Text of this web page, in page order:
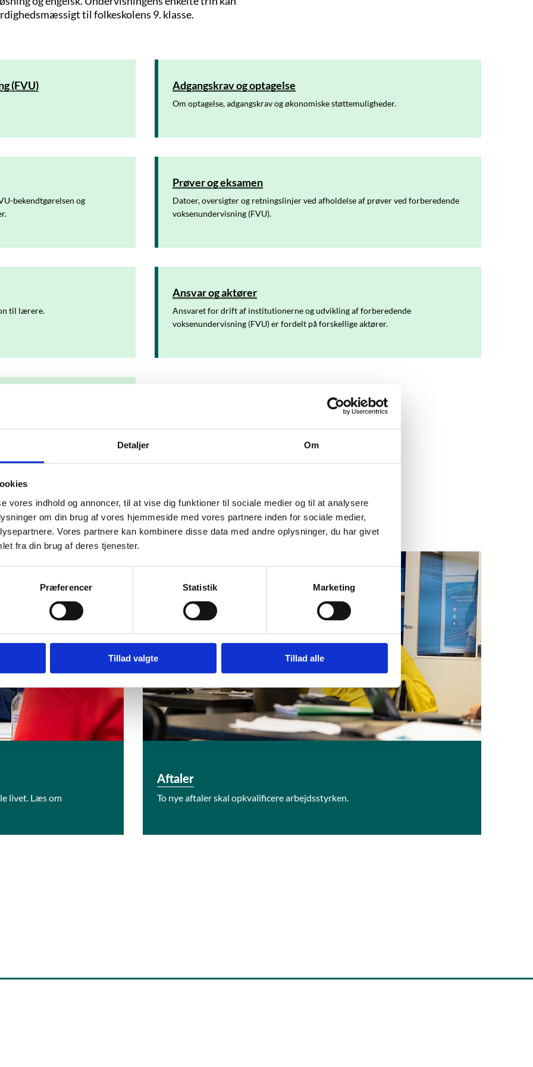
Detaljer Om
vores indhold og annoncer, til at vise dig funktioner til sociale medier og til at analysere
om din brug af vores hjemmeside med vores partnere inden for sociale medier,
Vores partnere kan kombinere disse data med andre oplysninger, du har givet
fra din brug af deres tjenester.
Præferencer Statistik Marketing
Tillad valgte Tillad alle
til folkeskolens 9. klasse.
(FVU) Adgangskrav og optagelse
Om optagelse, adgangskrav og økonomiske støttemuligheder.
bekendtgørelsen og
Prøver og eksamen
Datoer, oversigter og retningslinjer ved afholdelse af prøver ved forberedende
voksenundervisning (FVU).
til lærere.
Ansvar og aktører
Ansvaret for drift af institutionerne og udvikling af forberedende
voksenundervisning (FVU) er fordelt på forskellige aktører.
til institutioner på FVU-
livet. Læs om
Aftaler
To nye aftaler skal opkvalificere arbejdsstyrken.